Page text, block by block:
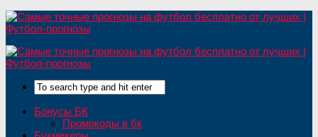
Бонусы БК
Промокоды в бк